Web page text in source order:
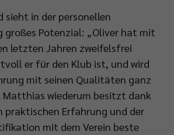
sieht in der personellen
großes Potenzial: „Oliver hat mit
letzten Jahren zweifelsfrei
er für den Klub ist, und wird
mit seinen Qualitäten ganz
Matthias wiederum besitzt dank
praktischen Erfahrung und der
mit dem Verein beste